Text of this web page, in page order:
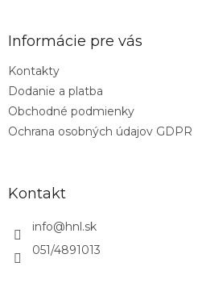
Informácie pre vás
Kontakty
Dodanie a platba
Obchodné podmienky
Ochrana osobných údajov GDPR
Kontakt
info@hnl.sk
051/4891013